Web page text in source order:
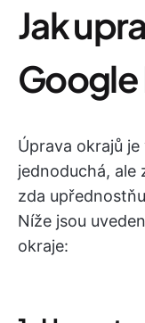
Jak
Úprava okrajů
jednoduchá, ale
zda
Níže jsou
okraje: